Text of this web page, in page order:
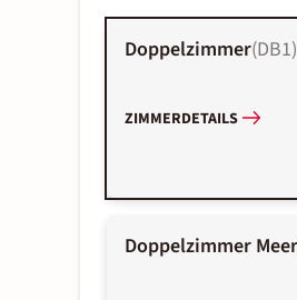
Doppelzimmer(DB1)
ZIMMERDETAILS
Doppelzimmer